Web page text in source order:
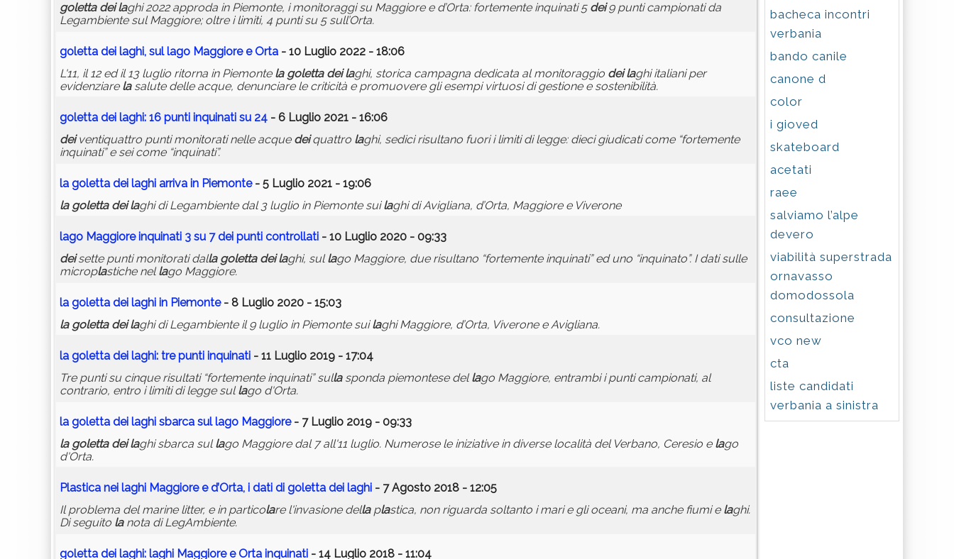
goletta dei laghi 2022 approda in Piemonte, i monitoraggi su Maggiore e d’Orta: fortemente inquinati 5 dei9 punti campionati da
Legambiente sul Maggiore; oltre i limiti, 4 punti su 5 sull’Orta.
goletta dei laghi, sullago Maggiore e Orta - 10 Luglio 2022 - 18:06
L'11, il 12 ed il 13 luglio ritorna in Piemonte la goletta dei laghi, storica campagna dedicata al monitoraggio dei laghi italiani per
evidenziare lasalute delle acque, denunciare le criticità e promuovere gli esempi virtuosi di gestione e sostenibilità.
goletta dei laghi: 16 punti inquinati su 24 - 6 Luglio 2021 - 16:06
deiventiquattro punti monitorati nelle acque deiquattro laghi, sedici risultano fuori i limiti di legge: dieci giudicati come “fortemente
inquinati” e sei come “inquinati”.
la goletta dei laghi arriva in Piemonte- 5 Luglio 2021 - 19:06
la goletta dei laghi di Legambiente dal 3 luglio in Piemonte suilaghi di Avigliana, d’Orta, Maggiore e Viverone
lago Maggiore inquinati 3 su 7dei punti controllati - 10 Luglio 2020 - 09:33
deisette punti monitorati dalla goletta dei laghi, sullago Maggiore, due risultano “fortemente inquinati” ed uno “inquinato”. I dati sulle
microplastiche nellago Maggiore.
la goletta dei laghi in Piemonte- 8 Luglio 2020 - 15:03
la goletta dei laghi di Legambiente il 9 luglio in Piemonte suilaghi Maggiore, d’Orta, Viverone e Avigliana.
la goletta dei laghi: tre punti inquinati - 11 Luglio 2019 - 17:04
Tre punti su cinque risultati “fortemente inquinati” sullasponda piemontese dellago Maggiore, entrambi i punti campionati, al
contrario, entro i limiti di legge sullago d'Orta.
la goletta dei laghi sbarca sullago Maggiore- 7 Luglio 2019 - 09:33
la goletta dei laghi sbarca sullago Maggiore dal 7 all'11 luglio. Numerose le iniziative in diverse località del Verbano, Ceresio e lago
d'Orta.
Plastica nei laghi Maggiore e d’Orta, i dati di goletta dei laghi - 7 Agosto 2018 - 12:05
Il problema del marine litter, e in particolare l'invasione dellaplastica, non riguarda soltanto i mari e gli oceani, ma anche fiumi e laghi.
Di seguito lanota di LegAmbiente.
goletta dei laghi: laghi Maggiore e Orta inquinati - 14 Luglio 2018 - 11:04
bacheca incontri
verbania
bando canile
canone d
color
i gioved
skateboard
acetati
raee
salviamo l’alpe
devero
viabilità superstrada
ornavasso
domodossola
consultazione
vco new
cta
liste candidati
verbania a sinistra